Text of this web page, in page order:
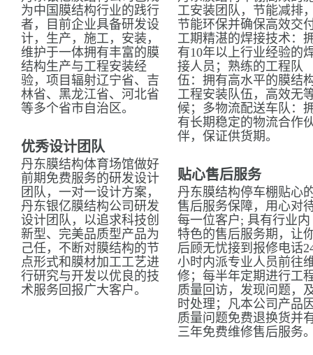
为中国膜结构行业的践行
者，目前企业具备研发设
计，生产，施工，安装，
维护于一体拥有丰富的膜
结构生产与工程安装经
验，项目辐射辽宁省、吉
林省、黑龙江省、河北省
等多个省市自治区。
优秀设计团队
丹东膜结构体育场馆做好
前期免费服务的研发设计
团队，一对一设计方案，
丹东银亿膜结构公司研发
设计团队，以追求科技创
新型、完美品质型产品为
己任，不断对膜结构的节
点形式和膜材加工工艺进
行研究与开发以优良的技
术服务回报广大客户。
工安装团队，节能减排
节能环保并确保高效交
工期精湛的焊接技术：
有10年以上行业经验的
接人员；熟练的工程队
伍：拥有高水平的膜结
工程安装队伍，高效无
候；多物流配送车队：
有长期稳定的物流合作
伴，保证供货期。
贴心售后服务
丹东膜结构停车棚贴心
售后服务保障，用心对
每一位客户; 具有行业内
特色的售后服务期，让
后顾无忧接到报修电话
小时内派专业人员前往
修；每半年定期进行工
质量回访，发现问题，
时处理；凡本公司产品
质量问题免费退换货并
三年免费维修售后服务